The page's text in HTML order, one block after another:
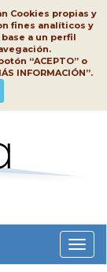
Cookies propias y
fines analíticos y
a un perfil
“ACEPTO” o
INFORMACIÓN”.